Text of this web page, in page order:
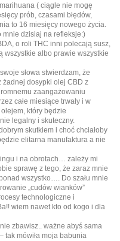
( ciągle nie mogę
prób, czasami błędów,
to 16 miesięcy nowego życia.
mnie dzisiaj na refleksje:)
o roli THC inni polecają susz,
wszystkie albo prawie wszystkie
słowa stwierdzam, że
żadnej dosypki olej CBD z
zaangażowaniu
całe miesiące trwały i w
który będzie
legalny i skuteczny.
skutkiem i choć chciałoby
elitarna manufaktura a nie
i na obrotach… zależy mi
sprawę z tego, że zaraz mnie
wszystko…. Do szału mnie
„cudów wianków”
technologiczne i
wiem nawet kto od kogo i dla
zbawisz.. ważne abyś sama
tak mówiła moja babunia